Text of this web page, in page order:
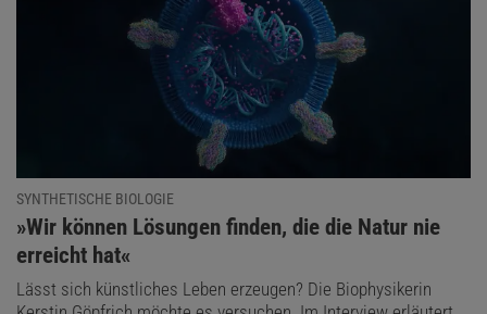
SYNTHETISCHE BIOLOGIE
:
»Wir können Lösungen finden, die die Natur nie
erreicht hat«
Lässt sich künstliches Leben erzeugen? Die Biophysikerin